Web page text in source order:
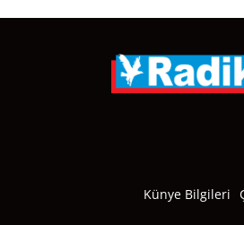
Künye Bilgileri